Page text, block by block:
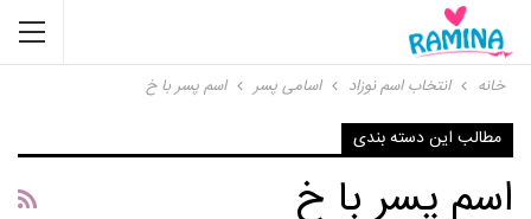
خانه انتخاب اسم نوزاد اسامی پسر اسم پسر با خ
مطالب این دسته بندی
اسم پسر با خ